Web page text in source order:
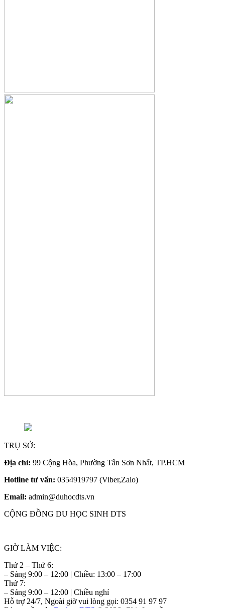
TRỤ SỞ:
Địa chỉ: 99 Cộng Hòa, Phường Tân Sơn Nhất, TP.HCM
Hotline tư vấn: 0354919797 (Viber,Zalo)
Email: admin@duhocdts.vn
CỘNG ĐỒNG DU HỌC SINH DTS
GIỜ LÀM VIỆC:
Thứ 2 – Thứ 6:
– Sáng 9:00 – 12:00 | Chiều: 13:00 – 17:00
Thứ 7:
– Sáng 9:00 – 12:00 | Chiều nghỉ
Hỗ trợ 24/7, Ngoài giờ vui lòng gọi: 0354 91 97 97